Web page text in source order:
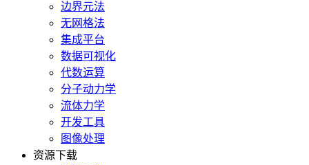
边界元法
无网格法
集成平台
数据可视化
代数运算
分子动力学
流体力学
开发工具
图像处理
资源下载